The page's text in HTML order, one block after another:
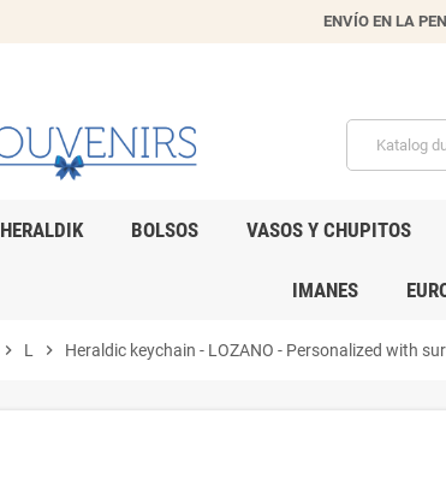
ENVÍO EN LA
HERALDIK BOLSOS VASOS Y CHUPITOS
IMANES
chevron_right L chevron_right Heraldic keychain - LOZANO - Personalized with